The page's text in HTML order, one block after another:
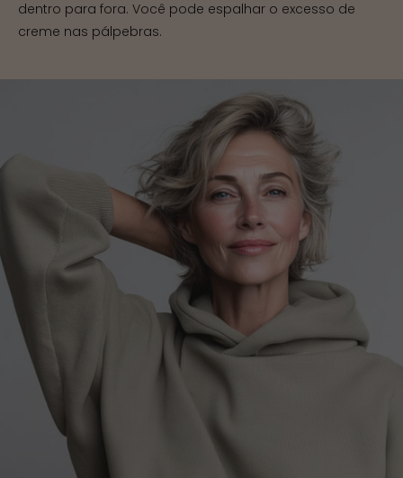
dentro para fora. Você pode espalhar o excesso de
creme nas pálpebras.